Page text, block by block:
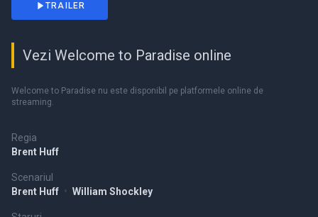
Regia
Brent Huff
Scenariul
Brent Huff • William Shockley
TRAILER
Vezi Welcome to Paradise online
Welcome to Paradise nu este disponibil pe platformele online de
streaming.